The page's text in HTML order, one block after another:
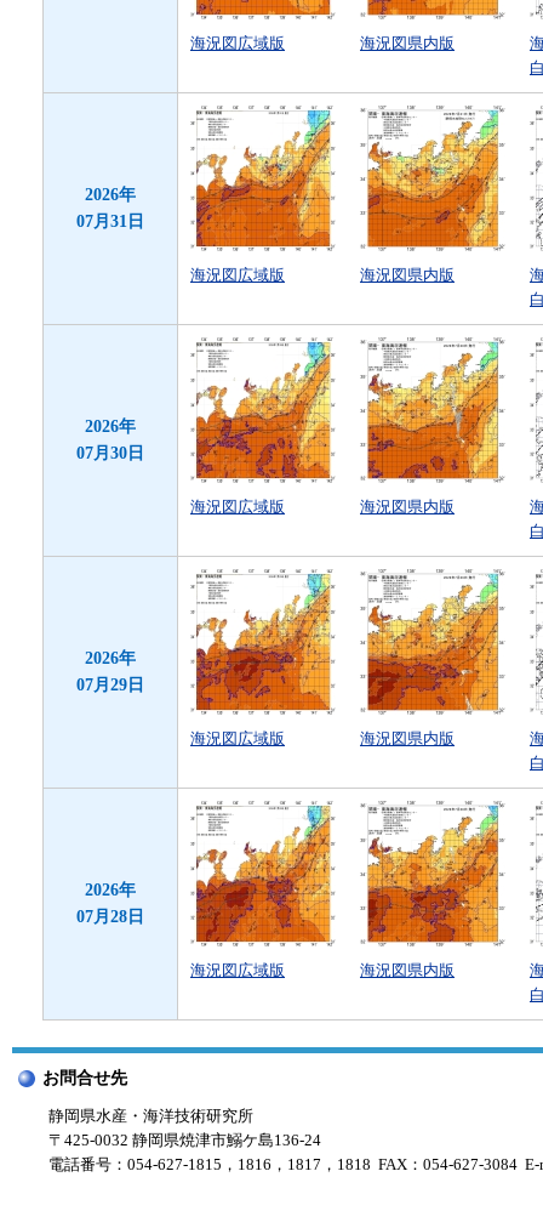
海況図広域版 海況図県内版
2026年
07月31日
海況図広域版 海況図県内版
2026年
07月30日
海況図広域版 海況図県内版
2026年
07月29日
海況図広域版 海況図県内版
2026年
07月28日
海況図広域版 海況図県内版
お問合せ先
静岡県水産・海洋技術研究所
〒425-0032 静岡県焼津市鰯ケ島136-24
電話番号：054-627-1815，1816，1817，1818 FAX：054-627-3084